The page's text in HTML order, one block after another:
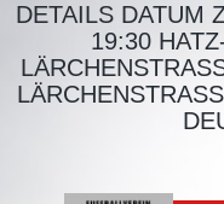
DETAILS DATUM
19:30